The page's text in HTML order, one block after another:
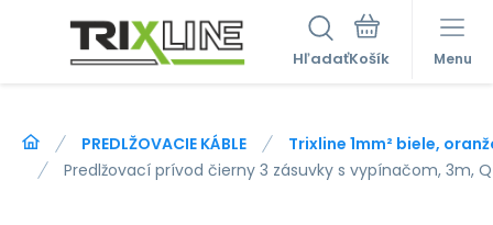
Hľadať Menu
PREDLŽOVACIE KÁBLE
Trixline 1mm² biele,
Predlžovací prívod čierny 3 zásuvky s vypínačom, 3m,